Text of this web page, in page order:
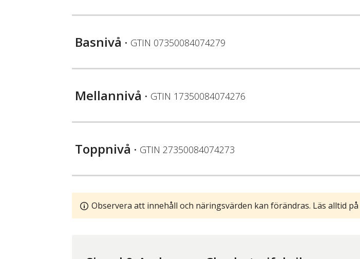
Basnivå • GTIN 07350084074279
Mellannivå • GTIN 17350084074276
Toppnivå • GTIN 27350084074273
Observera att innehåll och näringsvärden kan förändras. Läs alltid